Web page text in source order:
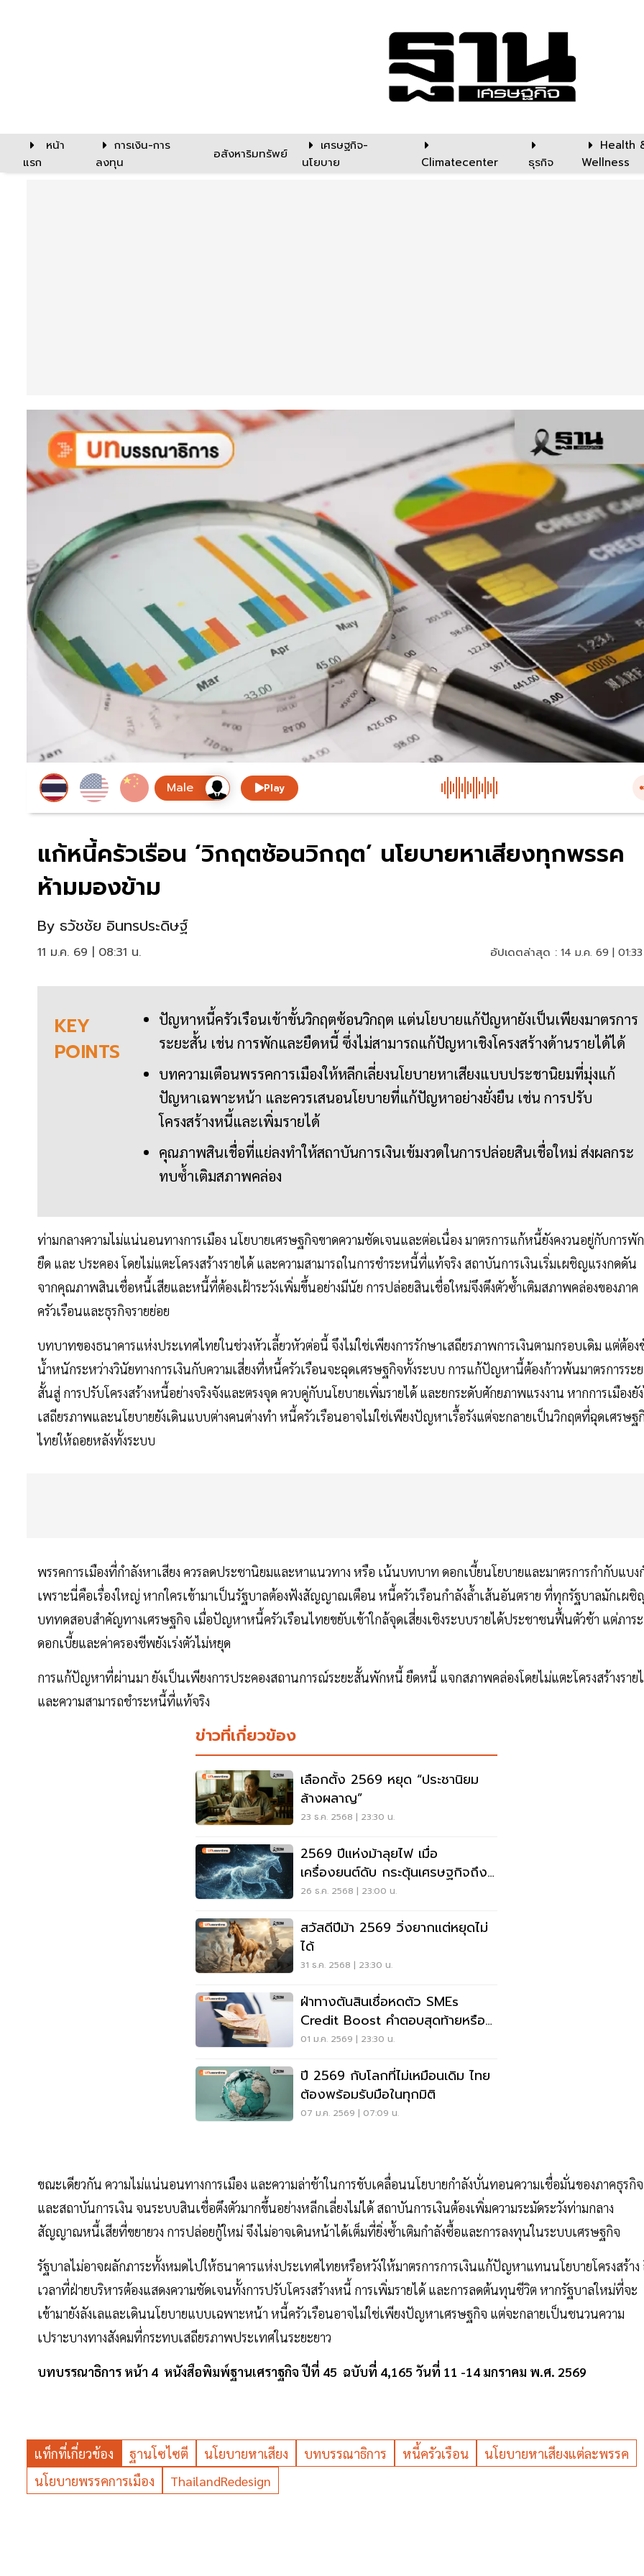
หน้า
แรก
การเงิน-การ
ลงทุน
อสังหาริมทรัพย์
เศรษฐกิจ-
นโยบาย
Climatecenter ธุรกิจ
Health
Wellness
Play
แก้หนี้ครัวเรือน ‘วิกฤตซ้อนวิกฤต’ นโยบายหาเสียงทุกพรรค
ห้ามมองข้าม
By ธวัชชัย อินทรประดิษฐ์
11 ม.ค. 69 | 08:31 น. อัปเดตล่าสุด : 14 ม.ค. 69 |
KEY
POINTS
ปัญหาหนี้ครัวเรือนเข้าขั้นวิกฤตซ้อนวิกฤต แต่นโยบายแก้ปัญหายังเป็นเพียงมาตรการ
ระยะสั้น เช่น การพักและยืดหนี้ ซึ่งไม่สามารถแก้ปัญหาเชิงโครงสร้างด้านรายได้ได้
บทความเตือนพรรคการเมืองให้หลีกเลี่ยงนโยบายหาเสียงแบบประชานิยมที่มุ่งแก้
ปัญหาเฉพาะหน้า และควรเสนอนโยบายที่แก้ปัญหาอย่างยั่งยืน เช่น การปรับ
โครงสร้างหนี้และเพิ่มรายได้
คุณภาพสินเชื่อที่แย่ลงทำให้สถาบันการเงินเข้มงวดในการปล่อยสินเชื่อใหม่ ส่งผลกระ
ทบซ้ำเติมสภาพคล่อง
ท่ามกลางความไม่แน่นอนทางการเมือง นโยบายเศรษฐกิจขาดความชัดเจนและต่อเนื่อง มาตรการแก้หนี้ยังคงวนอยู่กับการพัก
ยืด และ ประคอง โดยไม่แตะโครงสร้างรายได้ และความสามารถในการชำระหนี้ที่แท้จริง สถาบันการเงินเริ่มเผชิญแรงกดดัน
จากคุณภาพสินเชื่อหนี้เสียและหนี้ที่ต้องเฝ้าระวังเพิ่มขึ้นอย่างมีนัย การปล่อยสินเชื่อใหม่จึงตึงตัวซํ้าเติมสภาพคล่องของภาค
ครัวเรือนและธุรกิจรายย่อย
บทบาทของธนาคารแห่งประเทศไทยในช่วงหัวเลี้ยวหัวต่อนี้ จึงไม่ใช่เพียงการรักษาเสถียรภาพการเงินตามกรอบเดิม แต่ต้อง
นํ้าหนักระหว่างวินัยทางการเงินกับความเสี่ยงที่หนี้ครัวเรือนจะฉุดเศรษฐกิจทั้งระบบ การแก้ปัญหานี้ต้องก้าวพ้นมาตรการระ
สั้นสู่ การปรับโครงสร้างหนี้อย่างจริงจังและตรงจุด ควบคู่กับนโยบายเพิ่มรายได้ และยกระดับศักยภาพแรงงาน หากการเมืองยั
เสถียรภาพและนโยบายยังเดินแบบต่างคนต่างทำ หนี้ครัวเรือนอาจไม่ใช่เพียงปัญหาเรื้อรังแต่จะกลายเป็นวิกฤตที่ฉุดเศรษฐ
ไทยให้ถอยหลังทั้งระบบ
พรรคการเมืองที่กำลังหาเสียง ควรลดประชานิยมและหาแนวทาง หรือ เน้นบทบาท ดอกเบี้ยนโยบายและมาตรการกำกับแบง
เพราะนี่คือเรื่องใหญ่ หากใครเข้ามาเป็นรัฐบาลต้องฟังสัญญาณเตือน หนี้ครัวเรือนกำลังลํ้าเส้นอันตราย ที่ทุกรัฐบาลมักเผชิ
บททดสอบสำคัญทางเศรษฐกิจ เมื่อปัญหาหนี้ครัวเรือนไทยขยับเข้าใกล้จุดเสี่ยงเชิงระบบรายได้ประชาชนฟื้นตัวช้า แต่ภาระ
ดอกเบี้ยและค่าครองชีพยังเร่งตัวไม่หยุด
การแก้ปัญหาที่ผ่านมา ยังเป็นเพียงการประคองสถานการณ์ระยะสั้นพักหนี้ ยืดหนี้ แจกสภาพคล่องโดยไม่แตะโครงสร้างราย
และความสามารถชำระหนี้ที่แท้จริง
ข่าวที่เกี่ยวข้อง
เลือกตั้ง 2569 หยุด “ประชานิยม
ล้างผลาญ”
23 ธ.ค. 2568 | 23:30 น.
2569 ปีแห่งม้าลุยไฟ เมื่อ
เครื่องยนต์ดับ กระตุ้นเศรษฐกิจถึง
ทางตัน
26 ธ.ค. 2568 | 23:00 น.
สวัสดีปีม้า 2569 วิ่งยากแต่หยุดไม่
ได้
31 ธ.ค. 2568 | 23:30 น.
ฝ่าทางตันสินเชื่อหดตัว SMEs
Credit Boost คำตอบสุดท้ายหรือ
แค่ยาประคองอาการ?
01 ม.ค. 2569 | 23:30 น.
ปี 2569 กับโลกที่ไม่เหมือนเดิม ไทย
ต้องพร้อมรับมือในทุกมิติ
07 ม.ค. 2569 | 07:09 น.
ขณะเดียวกัน ความไม่แน่นอนทางการเมือง และความล่าช้าในการขับเคลื่อนนโยบายกำลังบั่นทอนความเชื่อมั่นของภาคธุรกิจ
และสถาบันการเงิน จนระบบสินเชื่อตึงตัวมากขึ้นอย่างหลีกเลี่ยงไม่ได้ สถาบันการเงินต้องเพิ่มความระมัดระวังท่ามกลาง
สัญญาณหนี้เสียที่ขยายวง การปล่อยกู้ใหม่ จึงไม่อาจเดินหน้าได้เต็มที่ยิ่งซํ้าเติมกำลังซื้อและการลงทุนในระบบเศรษฐกิจ
รัฐบาลไม่อาจผลักภาระทั้งหมดไปให้ธนาคารแห่งประเทศไทยหรือหวังให้มาตรการการเงินแก้ปัญหาแทนนโยบายโครงสร้าง
เวลาที่ฝ่ายบริหารต้องแสดงความชัดเจนทั้งการปรับโครงสร้างหนี้ การเพิ่มรายได้ และการลดต้นทุนชีวิต หากรัฐบาลใหม่ที่จะ
เข้ามายังลังเลและเดินนโยบายแบบเฉพาะหน้า หนี้ครัวเรือนอาจไม่ใช่เพียงปัญหาเศรษฐกิจ แต่จะกลายเป็นชนวนความ
เปราะบางทางสังคมที่กระทบเสถียรภาพประเทศในระยะยาว
บทบรรณาธิการ หน้า 4 หนังสือพิมพ์ฐานเศราฐกิจ ปีที่ 45 ฉบับที่ 4,165 วันที่ 11 -14 มกราคม พ.ศ. 2569
แท็กที่เกี่ยวข้อง ฐานโซไซตี นโยบายหาเสียง บทบรรณาธิการ หนี้ครัวเรือน
นโยบายหาเสียงแต่ละพรรค
นโยบายพรรคการเมือง
ThailandRedesign